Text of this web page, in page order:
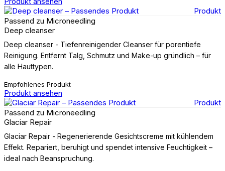
Produkt
Passend zu Microneedling
Deep cleanser
Deep cleanser - Tiefenreinigender Cleanser für porentiefe
Reinigung. Entfernt Talg, Schmutz und Make-up gründlich – für
alle Hauttypen.
Empfohlenes Produkt
Produkt ansehen
Produkt
Passend zu Microneedling
Glaciar Repair
Glaciar Repair - Regenerierende Gesichtscreme mit kühlendem
Effekt. Repariert, beruhigt und spendet intensive Feuchtigkeit –
ideal nach Beanspruchung.